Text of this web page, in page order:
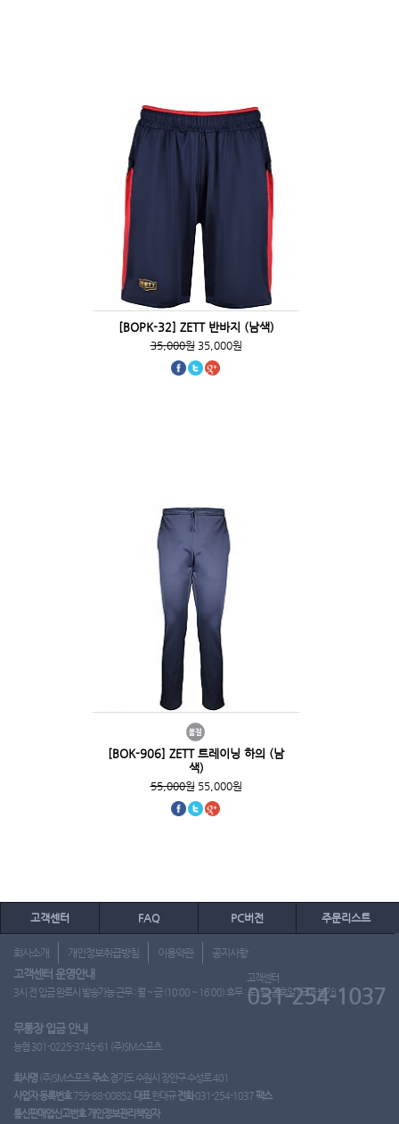
[BOPK-32] ZETT 반바지 (남색)
35,000원35,000원
[BOK-906] ZETT 트레이닝 하의 (남
색)
55,000원55,000원
고객센터 FAQ PC버전 주문리스트
회사소개 개인정보취급방침 이용약관 공지사항
고객센터 운영안내
3시 전 입금 완료시 발송가능 근무 : 월 ~ 금 (10:00 ~ 16:00) 휴무 : 토, 일, 공휴일 (도매 불가)
고객센터
031-254-1037
무통장 입금 안내
농협 301-0225-3745-61 (주)SM스포츠
회사명 (주)SM스포츠주소경기도 수원시 장안구 수성로 401
사업자 등록번호759-88-00852 대표한대규 전화031-254-1037팩스
통신판매업신고번호 개인정보관리책임자